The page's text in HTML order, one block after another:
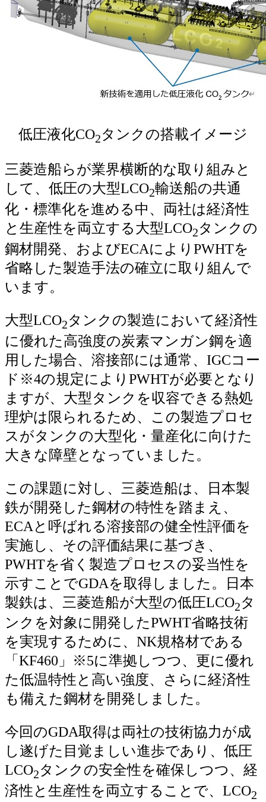
低圧液化CO2タンクの搭載イメージ
三菱造船らが業界横断的な取り組みと
して、低圧の大型LCO2輸送船の共通
化・標準化を進める中、両社は経済性
と生産性を両立する大型LCO2タンクの
鋼材開発、およびECAによりPWHTを
省略した製造手法の確立に取り組んで
います。
大型LCO2タンクの製造において経済性
に優れた高強度の炭素マンガン鋼を適
用した場合、溶接部には通常、IGCコー
ド※4の規定によりPWHTが必要となり
ますが、大型タンクを収容できる熱処
理炉は限られるため、この製造プロセ
スがタンクの大型化・量産化に向けた
大きな障壁となっていました。
この課題に対し、三菱造船は、日本製
鉄が開発した鋼材の特性を踏まえ、
ECAと呼ばれる溶接部の健全性評価を
実施し、その評価結果に基づき、
PWHTを省く製造プロセスの妥当性を
示すことでGDAを取得しました。日本
製鉄は、三菱造船が大型の低圧LCO2タ
ンクを対象に開発したPWHT省略技術
を実現するために、NK規格材である
「KF460」※5に準拠しつつ、更に優れ
た低温特性と高い強度、さらに経済性
も備えた鋼材を開発しました。
今回のGDA取得は両社の技術協力が成
し遂げた目覚ましい進歩であり、低圧
LCO2タンクの安全性を確保しつつ、経
済性と生産性を両立することで、LCO2